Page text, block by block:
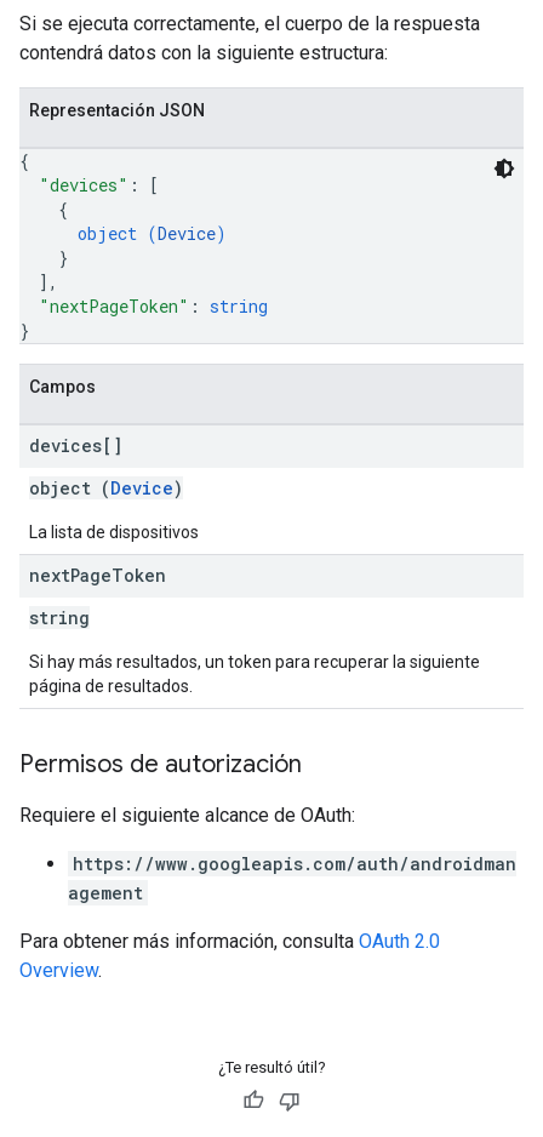
Si se ejecuta correctamente, el cuerpo de la respuesta
contendrá datos con la siguiente estructura:
Representación JSON
{
"devices" :
[
{
object (Device)
}
] ,
"nextPageToken" : string
}
Campos
devices[]
object (Device)
La lista de dispositivos
nextPageToken
string
Si hay más resultados, un token para recuperar la siguiente
página de resultados.
Permisos de autorización
Requiere el siguiente alcance de OAuth:
https://www.googleapis.com/auth/androidman
agement
Para obtener más información, consulta OAuth 2.0
Overview.
¿Te resultó útil?